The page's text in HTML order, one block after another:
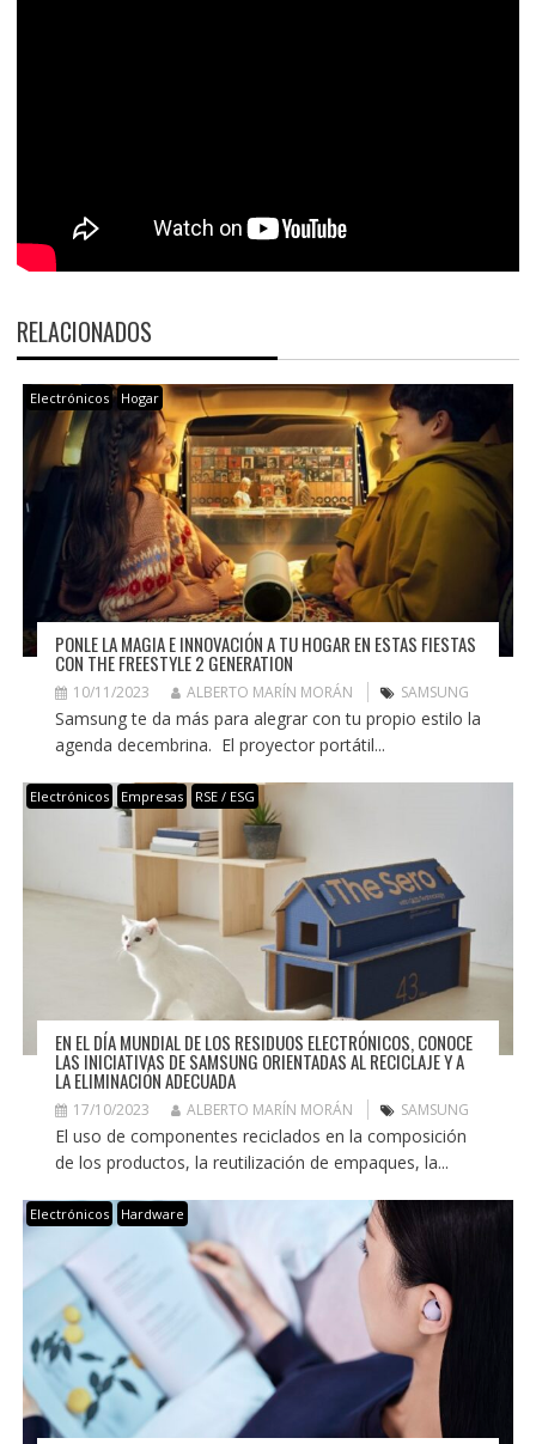
RELACIONADOS
Electrónicos Hogar
PONLE LA MAGIA E INNOVACIÓN A TU HOGAR EN ESTAS FIESTAS
CON THE FREESTYLE 2 GENERATION
10/11/2023 ALBERTO MARÍN MORÁN SAMSUNG
Samsung te da más para alegrar con tu propio estilo la
agenda decembrina. El proyector portátil...
Electrónicos Empresas RSE / ESG
EN EL DÍA MUNDIAL DE LOS RESIDUOS ELECTRÓNICOS, CONOCE
LAS INICIATIVAS DE SAMSUNG ORIENTADAS AL RECICLAJE Y A
LA ELIMINACIÓN ADECUADA
17/10/2023 ALBERTO MARÍN MORÁN SAMSUNG
El uso de componentes reciclados en la composición
de los productos, la reutilización de empaques, la...
Electrónicos Hardware